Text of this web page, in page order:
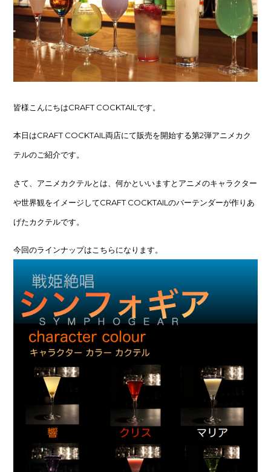
皆様こんにちはCRAFT COCKTAILです。
本日はCRAFT COCKTAIL両店にて販売を開始する第2弾アニメカク
テルのご紹介です。
さて、アニメカクテルとは、何かといいますとアニメのキャラクター
や世界観をイメージしてCRAFT COCKTAILのバーテンダーが作りあ
げたカクテルです。
今回のラインナップはこちらになります。